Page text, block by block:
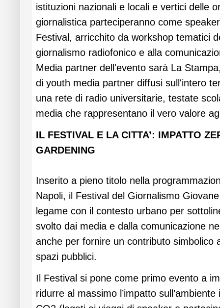
istituzioni nazionali e locali e vertici delle
giornalistica parteciperanno come
Festival, arricchito da workshop tematici
giornalismo radiofonico e alla
Media partner dell'evento sarà La
di youth media partner diffusi sull'intero
una rete di radio universitarie, testate
media che rappresentano il vero valore
IL FESTIVAL E LA CITTA’: IMPATTO
GARDENING
Inserito a pieno titolo nella
Napoli, il Festival del Giornalismo
legame con il contesto urbano per
svolto dai media e dalla comunicazione
anche per fornire un contributo simbolico
spazi pubblici.
Il Festival si pone come primo evento a
ridurre al massimo l’impatto